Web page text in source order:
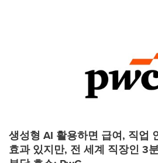
생성형 AI 활용하면 급여, 직업
효과 있지만, 전 세계 직장인 3